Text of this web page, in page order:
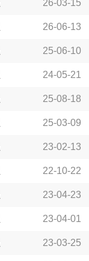
26-03-15
26-06-13
25-06-10
24-05-21
25-08-18
25-03-09
23-02-13
22-10-22
23-04-23
23-04-01
23-03-25